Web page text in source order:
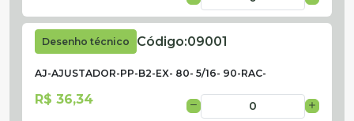
Desenho técnico Código:09001
AJ-AJUSTADOR-PP-B2-EX- 80- 5/16- 90-RAC-
R$ 36,34